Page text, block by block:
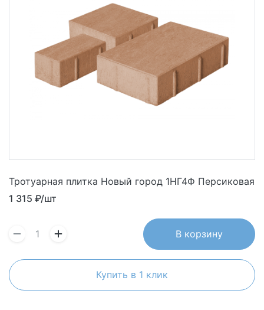
Тротуарная плитка Новый город 1НГ4Ф Персиковая
1 315 ₽/шт
В корзину
Купить в 1 клик